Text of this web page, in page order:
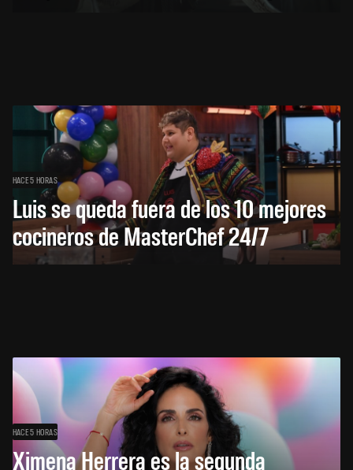
HACE 5 HORAS
Luis se queda fuera de los 10 mejores
cocineros de MasterChef 24/7
HACE 5 HORAS
Ximena Herrera es la segunda